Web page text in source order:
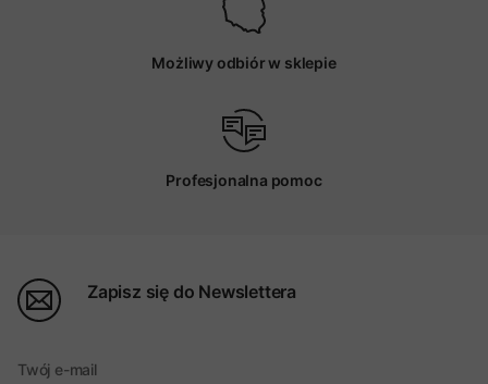
Możliwy odbiór w sklepie
Profesjonalna pomoc
Zapisz się do Newslettera
Twój e-mail